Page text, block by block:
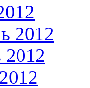
2012
2012